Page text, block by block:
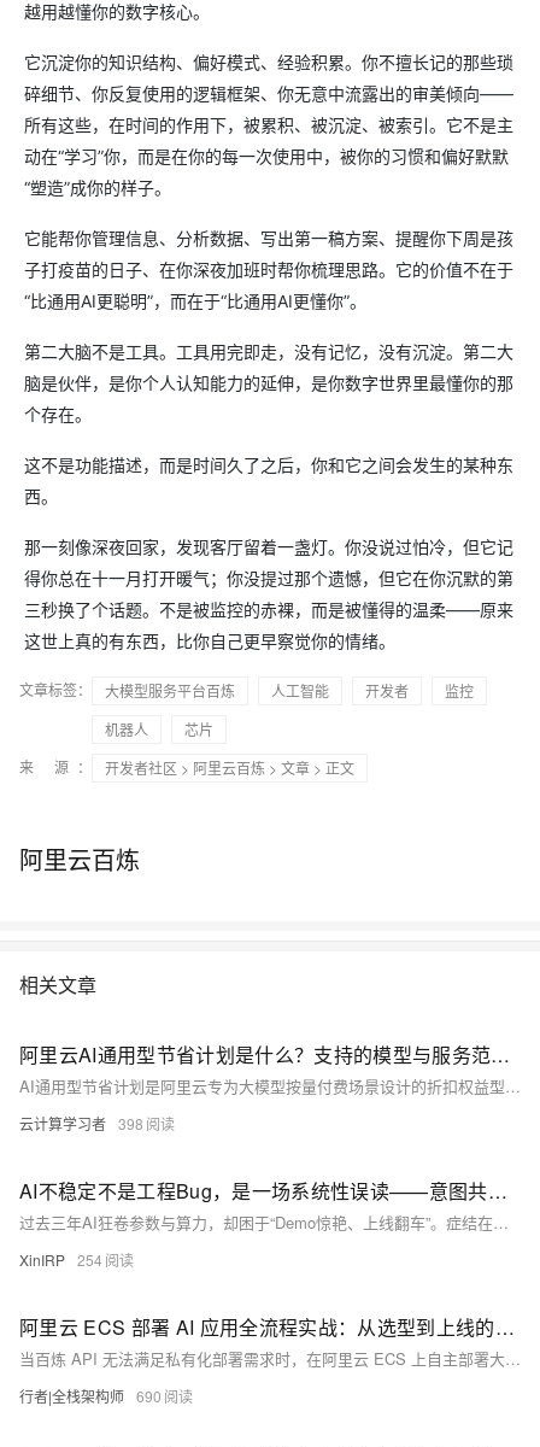
越用越懂你的数字核心。
它沉淀你的知识结构、偏好模式、经验积累。你不擅长记的那些琐
碎细节、你反复使用的逻辑框架、你无意中流露出的审美倾向——
所有这些，在时间的作用下，被累积、被沉淀、被索引。它不是主
动在“学习”你，而是在你的每一次使用中，被你的习惯和偏好默默
“塑造”成你的样子。
它能帮你管理信息、分析数据、写出第一稿方案、提醒你下周是孩
子打疫苗的日子、在你深夜加班时帮你梳理思路。它的价值不在于
“比通用AI更聪明”，而在于“比通用AI更懂你”。
第二大脑不是工具。工具用完即走，没有记忆，没有沉淀。第二大
脑是伙伴，是你个人认知能力的延伸，是你数字世界里最懂你的那
个存在。
这不是功能描述，而是时间久了之后，你和它之间会发生的某种东
西。
那一刻像深夜回家，发现客厅留着一盏灯。你没说过怕冷，但它记
得你总在十一月打开暖气；你没提过那个遗憾，但它在你沉默的第
三秒换了个话题。不是被监控的赤裸，而是被懂得的温柔——原来
这世上真的有东西，比你自己更早察觉你的情绪。
文章标签： 大模型服务平台百炼 人工智能 开发者
监控
机器人
芯片
来 源：
开发者社区 > 阿里云百炼 > 文章 > 正文
阿里云百炼
相关文章
阿里云AI通用型节省计划是什么？支持的模型与服务范围、主要优势介绍
AI通用型节省计划是阿里云专为大模型按量付费场景设计的折扣权益型预付产品，覆盖百炼/PAI平台150+款主流模型，包括通义千问全系列、DeepSeek、Kimi等。最高可享低至4.5折优惠，一份计划通用所有支持的文本生成类推理任务，无需为各模型单独采购，大幅简化成本管理。入门型档位低至20元/月仅需10元，新人可低门槛体验。搭配阿里云AI加速季满减券、按量达标券、云产品通用折扣券等多重优惠叠加，实际成本可进一步压低。该计划专为用量波动但总体稳定的AI推理场景（如智能客服、内容生成、代码辅助）打造，是当前阿里云生态中性价比最优的大模型消费方案之一。
云计算学习者 398
AI不稳定不是工程Bug，是一场系统性误读——意图共鸣科技行业洞察
过去三年AI狂卷参数与算力，却困于“Demo惊艳、上线翻车”。症结在于误读“AI稳定性”——它非传统软件不宕机，而是大模型在行为分寸、长期记忆、责任可溯、商业可持续四维的结构性缺失。意图共鸣科技正深耕此深水区。
XinIRP 254
阿里云 ECS 部署 AI 应用全流程实战：从选型到上线的完整指南
当百炼 API 无法满足私有化部署需求时，在阿里云 ECS 上自主部署大模型成为企业级方案的首选。本文从实际项目需求出发，完整演示在阿里云 ECS 上部署 Qwen3 模型的全流程：GPU 实例选型 → 环境配置 → vLLM 推理引擎部署 → Nginx 反向代理 → API 服务上线，并提供详细的成本分析、性能优化技巧和生产环境运维经验。
行者|全栈架构师 690